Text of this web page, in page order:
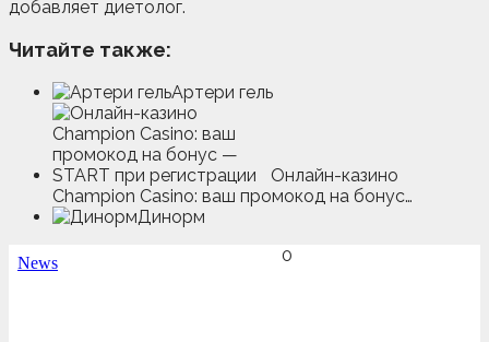
добавляет диетолог.
Читайте также:
Артери гель
Онлайн-казино
Champion Casino: ваш промокод на бонус…
Динорм
0